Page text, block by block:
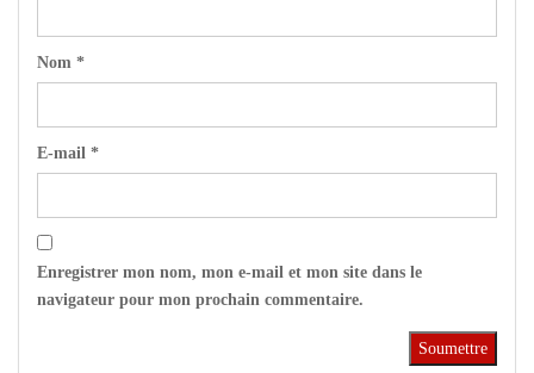
Nom *
E-mail *
Enregistrer mon nom, mon e-mail et mon site dans le
navigateur pour mon prochain commentaire.